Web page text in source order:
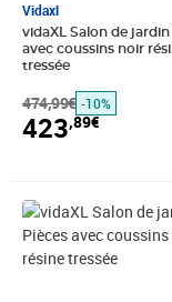
Vidaxl
vidaXL Salon de jardin
avec coussins noir
tressée
474,99€ -10%
423,89€
Prix 400,99€